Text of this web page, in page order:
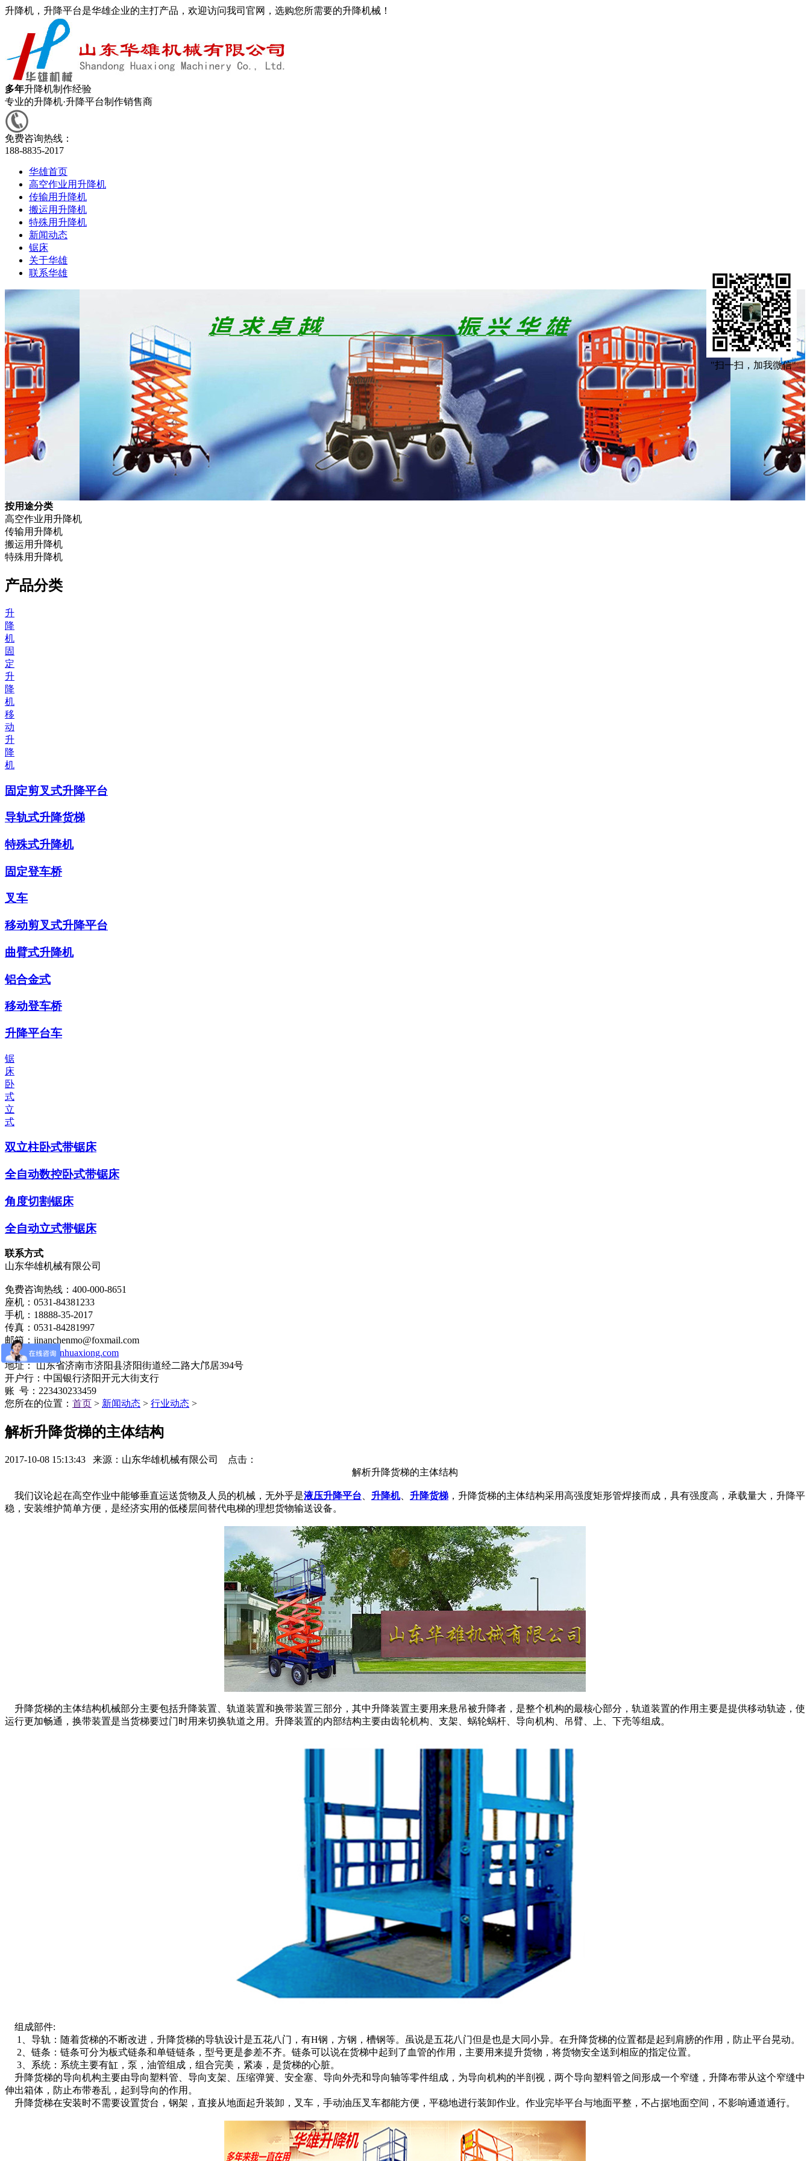
"扫一扫，加我微信"
升降机，升降平台是华雄企业的主打产品，欢迎访问我司官网，选购您所需要的升降机械！
多年升降机制作经验
专业的升降机·升降平台制作销售商
免费咨询热线：
188-8835-2017
华雄首页
高空作业用升降机
传输用升降机
搬运用升降机
特殊用升降机
新闻动态
锯床
关于华雄
联系华雄
按用途分类
高空作业用升降机
传输用升降机
搬运用升降机
特殊用升降机
产品分类
升
降
机
固
定
升
降
机
移
动
升
降
机
固定剪叉式升降平台
导轨式升降货梯
特殊式升降机
固定登车桥
叉车
移动剪叉式升降平台
曲臂式升降机
铝合金式
移动登车桥
升降平台车
锯
床
卧
式
立
式
双立柱卧式带锯床
全自动数控卧式带锯床
角度切割锯床
全自动立式带锯床
联系方式
山东华雄机械有限公司
免费咨询热线：400-000-8651
座机：0531-84381233
手机：18888-35-2017
传真：0531-84281997
邮箱：jinanchenmo@foxmail.com
网址：www.jnhuaxiong.com
地址： 山东省济南市济阳县济阳街道经二路大邝居394号
开户行：中国银行济阳开元大街支行
账 号：223430233459
您所在的位置： 首页 > 新闻动态 > 行业动态 >
​解析升降货梯的主体结构
2017-10-08 15:13:43 来源：山东华雄机械有限公司 点击：
解析升降货梯的主体结构
我们议论起在高空作业中能够垂直运送货物及人员的机械，无外乎是液压升降平台 升降机、 升降货梯 ，升降货梯的主体结构采用高强度矩形管焊接而成，具有强度高，承载量大，升降平
稳，安装维护简单方便，是经济实用的低楼层间替代电梯的理想货物输送设备。
升降货梯的主体结构机械部分主要包括升降装置、轨道装置和换带装置三部分，其中升降装置主要用来悬吊被升降者，是整个机构的最核心部分，轨道装置的作用主要是提供移动轨迹，使
运行更加畅通，换带装置是当货梯要过门时用来切换轨道之用。升降装置的内部结构主要由齿轮机构、支架、蜗轮蜗杆、导向机构、吊臂、上、下壳等组成。
组成部件:
1、导轨：随着货梯的不断改进，升降货梯的导轨设计是五花八门，有H钢，方钢，槽钢等。虽说是五花八门但是也是大同小异。在升降货梯的位置都是起到肩膀的作用，防止平台晃动。
2、链条：链条可分为板式链条和单链链条，型号更是参差不齐。链条可以说在货梯中起到了血管的作用，主要用来提升货物，将货物安全送到相应的指定位置。
3、系统：系统主要有缸，泵，油管组成，组合完美，紧凑，是货梯的心脏。
升降货梯的导向机构主要由导向塑料管、导向支架、压缩弹簧、安全塞、导向外壳和导向轴等零件组成，为导向机构的半剖视，两个导向塑料管之间形成一个窄缝，升降布带从这个窄缝中
伸出箱体，防止布带卷乱，起到导向的作用。
升降货梯在安装时不需要设置货台，钢架，直接从地面起升装卸，叉车，手动油压叉车都能方便，平稳地进行装卸作业。作业完毕平台与地面平整，不占据地面空间，不影响通道通行。